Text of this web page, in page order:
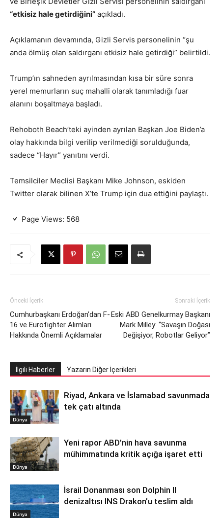
“etkisiz hale getirdiğini” açıkladı.
Açıklamanın devamında, Gizli Servis personelinin “şu
anda ölmüş olan saldırganı etkisiz hale getirdiği” belirtildi.
Trump’ın sahneden ayrılmasından kısa bir süre sonra
yerel memurların suç mahalli olarak tanımladığı fuar
alanını boşaltmaya başladı.
Rehoboth Beach’teki ayinden ayrılan Başkan Joe Biden’a
olay hakkında bilgi verilip verilmediği sorulduğunda,
sadece “Hayır” yanıtını verdi.
Temsilciler Meclisi Başkanı Mike Johnson, eskiden
Twitter olarak bilinen X’te Trump için dua ettiğini paylaştı.
Page Views: 568
Önceki İçerik
Cumhurbaşkanı Erdoğan’dan F-
16 ve Eurofighter Alımları
Hakkında Önemli Açıklamalar
Sonraki İçerik
Eski ABD Genelkurmay Başkanı
Mark Milley: “Savaşın Doğası
Değişiyor, Robotlar Geliyor”
İlgili Haberler Yazarın Diğer İçerikleri
Dünya
Riyad, Ankara ve İslamabad savunmada
tek çatı altında
Dünya
Yeni rapor ABD’nin hava savunma
mühimmatında kritik açığa işaret etti
Dünya
İsrail Donanması son Dolphin II
denizaltısı INS Drakon’u teslim aldı